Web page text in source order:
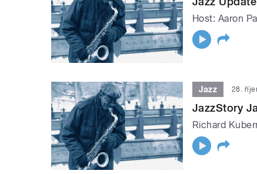
Host: Aaron
Jazz 28.
JazzStory
Richard